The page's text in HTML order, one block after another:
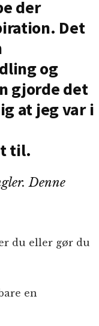
der
Det
og
gjorde det
at jeg var i
til.
Denne
du eller gør du
en